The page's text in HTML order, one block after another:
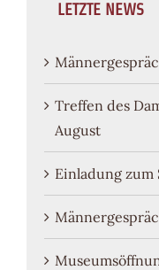
LETZTE NEWS
Treffen des
August
Einladung zum